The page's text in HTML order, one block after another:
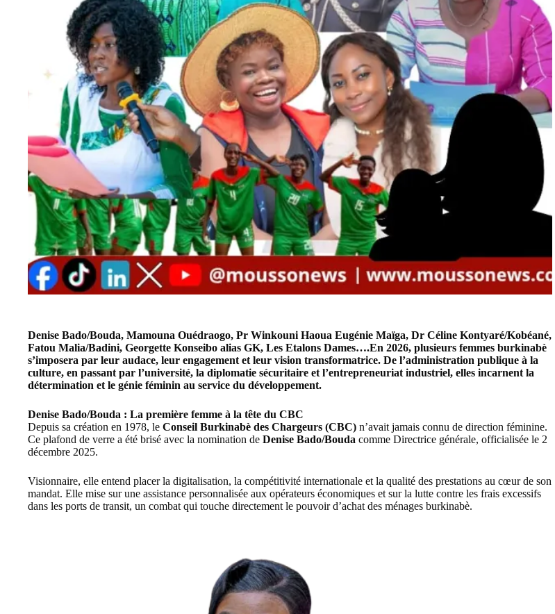
Denise Bado/Bouda, Mamouna Ouédraogo, Pr Winkouni Haoua Eugénie Maïga, Dr Céline Kontyaré/Kobéané,
Fatou Malia/Badini, Georgette Konseibo alias GK, Les Etalons Dames….En 2026, plusieurs femmes burkinabè
s’imposera par leur audace, leur engagement et leur vision transformatrice. De l’administration publique à la
culture, en passant par l’université, la diplomatie sécuritaire et l’entrepreneuriat industriel, elles incarnent la
détermination et le génie féminin au service du développement.
Denise Bado/Bouda : La première femme à la tête du CBC
Depuis sa création en 1978, le Conseil Burkinabè des Chargeurs (CBC) n’avait jamais connu de direction féminine.
Ce plafond de verre a été brisé avec la nomination de Denise Bado/Bouda comme Directrice générale, officialisée le 2
décembre 2025.
Visionnaire, elle entend placer la digitalisation, la compétitivité internationale et la qualité des prestations au cœur de son
mandat. Elle mise sur une assistance personnalisée aux opérateurs économiques et sur la lutte contre les frais excessifs
dans les ports de transit, un combat qui touche directement le pouvoir d’achat des ménages burkinabè.